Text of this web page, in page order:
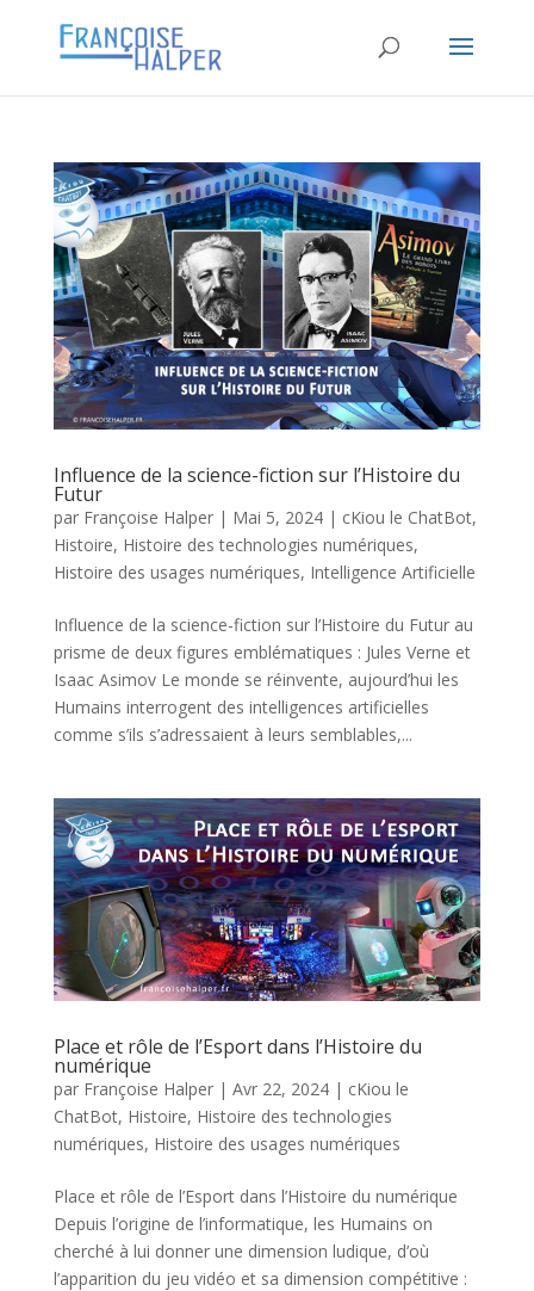
Influence de la science-fiction sur l’Histoire du
Futur
par Françoise Halper| Mai 5, 2024| cKiou le ChatBot,
Histoire, Histoire des technologies numériques,
Histoire des usages numériques, Intelligence Artificielle
Influence de la science-fiction sur l’Histoire du Futur au
prisme de deux figures emblématiques : Jules Verne et
Isaac Asimov Le monde se réinvente, aujourd’hui les
Humains interrogent des intelligences artificielles
comme s’ils s’adressaient à leurs semblables,...
Place et rôle de l’Esport dans l’Histoire du
numérique
par Françoise Halper| Avr 22, 2024| cKiou le
ChatBot, Histoire, Histoire des technologies
numériques, Histoire des usages numériques
Place et rôle de l’Esport dans l’Histoire du numérique
Depuis l’origine de l’informatique, les Humains on
cherché à lui donner une dimension ludique, d’où
l’apparition du jeu vidéo et sa dimension compétitive :